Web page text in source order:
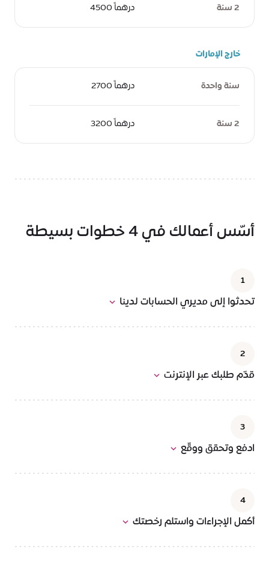
2 سنة درهماً 4500
خارج الإمارات
سنة واحدة درهماً 2700
2 سنة درهماً 3200
أسّس أعمالك في 4 خطوات بسيطة
1
تحدثوا إلى مديري الحسابات لدينا
2
قدّم طلبك عبر الإنترنت
3
ادفع وتحقق ووقّع
4
أكمل الإجراءات واستلم رخصتك